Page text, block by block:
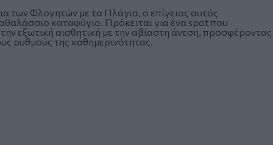
των Φλογητών με τα Πλάγια, ο επίγειος αυτός
καταφύγιο. Πρόκειται για ένα spot που
εξωτική αισθητική με την αβίαστη άνεση, προσφέροντας
ρυθμούς της καθημερινότητας.